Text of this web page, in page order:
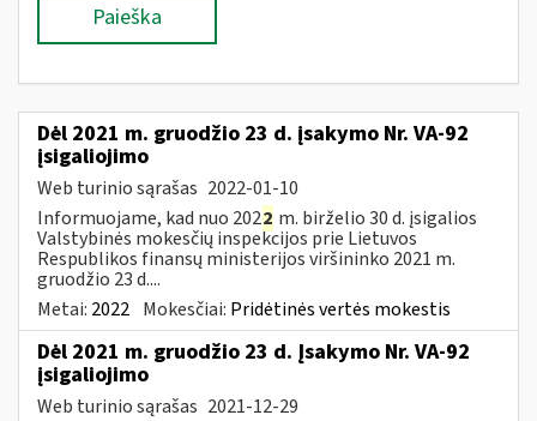
Paieška
Dėl 2021 m. gruodžio 23 d. įsakymo Nr. VA-92
įsigaliojimo
Web turinio sąrašas 2022-01-10
Informuojame, kad nuo 2022 m. birželio 30 d. įsigalios
Valstybinės mokesčių inspekcijos prie Lietuvos
Respublikos finansų ministerijos viršininko 2021 m.
gruodžio 23 d....
Metai: 2022 Mokesčiai: Pridėtinės vertės mokestis
Dėl 2021 m. gruodžio 23 d. Įsakymo Nr. VA-92
įsigaliojimo
Web turinio sąrašas 2021-12-29